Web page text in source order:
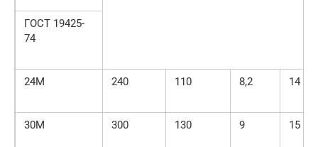
ГОСТ 19425-
74
24М 240 110 8,2 14
30М 300 130 9 15